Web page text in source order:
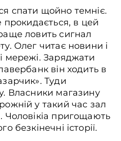
спати щойно темніє.
прокидається, в цей
ловить сигнал
Олег читає новини і
мережі. Заряджати
він ходить в
Туди
Власники магазину
у такий час зал
Чоловікіа пригощають
безкінечні історії.